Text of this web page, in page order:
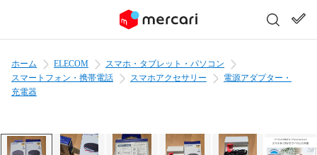
ホーム ELECOM
スマホ・タブレット・パソコン
スマートフォン・携帯電話
スマホアクセサリー
電源アダプター・
充電器